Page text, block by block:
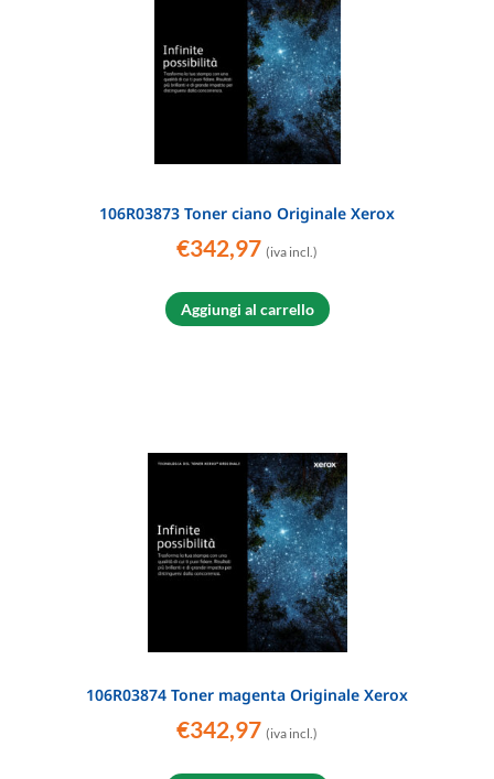
106R03873 Toner ciano Originale Xerox
€342,97 (iva incl.)
Aggiungi al carrello
106R03874 Toner magenta Originale Xerox
€342,97 (iva incl.)